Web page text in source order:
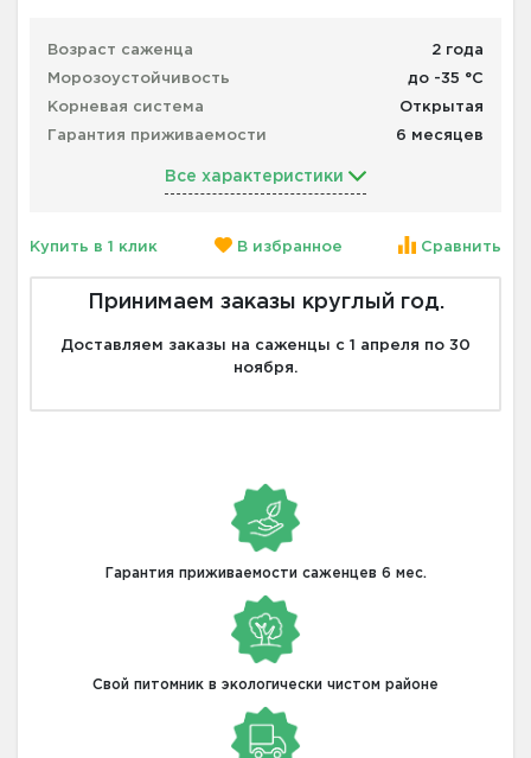
Возраст саженца 2 года
Морозоустойчивость до -35 °С
Корневая система Открытая
Гарантия приживаемости 6 месяцев
Все характеристики
Купить в 1 клик В избранное Сравнить
Принимаем заказы круглый год.
Доставляем заказы на саженцы с 1 апреля по 30
ноября.
Гарантия приживаемости саженцев 6 мес.
Свой питомник в экологически чистом районе